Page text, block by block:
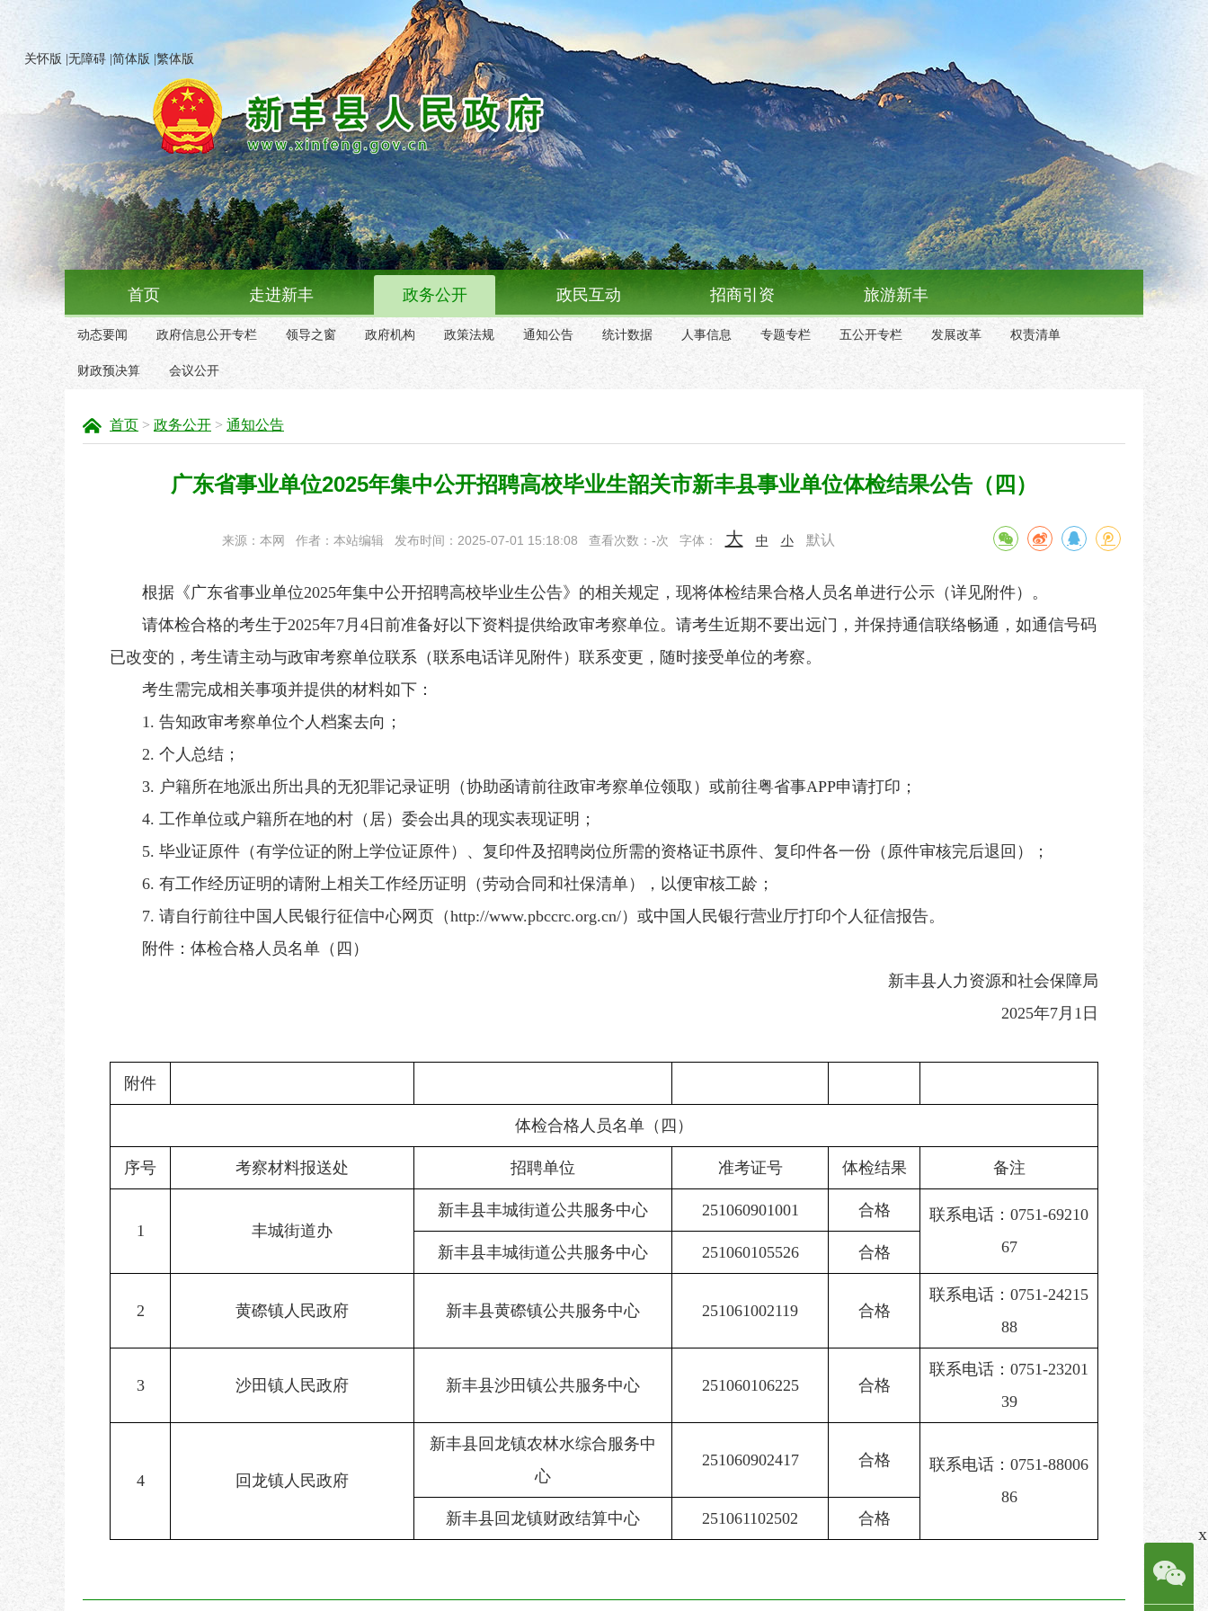
关怀版 无障碍 简体版 繁体版
首页 走进新丰 政务公开 政民互动 招商引资 旅游新丰
动态要闻 政府信息公开专栏 领导之窗 政府机构 政策法规 通知公告 统计数据 人事信息 专题专栏 五公开专栏 发展改革 权责清单
财政预决算 会议公开
首页 > 政务公开 > 通知公告
广东省事业单位2025年集中公开招聘高校毕业生韶关市新丰县事业单位体检结果公告（四）
来源：本网 作者：本站编辑 发布时间：2025-07-01 15:18:08 查看次数： -次 字体： 大 中 小 默认
根据《广东省事业单位2025年集中公开招聘高校毕业生公告》的相关规定，现将体检结果合格人员名单进行公示（详见附件）。
请体检合格的考生于2025年7月4日前准备好以下资料提供给政审考察单位。请考生近期不要出远门，并保持通信联络畅通，如通信号码
已改变的，考生请主动与政审考察单位联系（联系电话详见附件）联系变更，随时接受单位的考察。
考生需完成相关事项并提供的材料如下：
1. 告知政审考察单位个人档案去向；
2. 个人总结；
3. 户籍所在地派出所出具的无犯罪记录证明（协助函请前往政审考察单位领取）或前往粤省事APP申请打印；
4. 工作单位或户籍所在地的村（居）委会出具的现实表现证明；
5. 毕业证原件（有学位证的附上学位证原件）、复印件及招聘岗位所需的资格证书原件、复印件各一份（原件审核完后退回）；
6. 有工作经历证明的请附上相关工作经历证明（劳动合同和社保清单），以便审核工龄；
7. 请自行前往中国人民银行征信中心网页（http://www.pbccrc.org.cn/）或中国人民银行营业厅打印个人征信报告。
附件：体检合格人员名单（四）
新丰县人力资源和社会保障局
2025年7月1日
附件
体检合格人员名单（四）
序号 考察材料报送处 招聘单位 准考证号 体检结果 备注
1 丰城街道办
新丰县丰城街道公共服务中心 251060901001 合格
联系电话：0751-69210
67
新丰县丰城街道公共服务中心 251060105526 合格
2 黄磜镇人民政府 新丰县黄磜镇公共服务中心 251061002119 合格
联系电话：0751-24215
88
3 沙田镇人民政府 新丰县沙田镇公共服务中心 251060106225 合格
联系电话：0751-23201
39
4 回龙镇人民政府
新丰县回龙镇农林水综合服务中
心
251060902417 合格
联系电话：0751-88006
86
新丰县回龙镇财政结算中心
251061102502 合格
x